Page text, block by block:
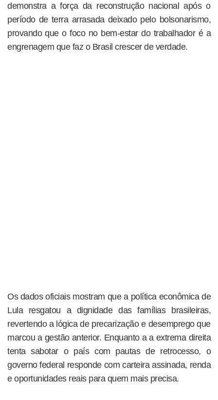
demonstra a força da reconstrução nacional após o
período de terra arrasada deixado pelo bolsonarismo,
provando que o foco no bem-estar do trabalhador é a
engrenagem que faz o Brasil crescer de verdade.
Os dados oficiais mostram que a política econômica de
Lula resgatou a dignidade das famílias brasileiras,
revertendo a lógica de precarização e desemprego que
marcou a gestão anterior. Enquanto a a extrema direita
tenta sabotar o país com pautas de retrocesso, o
governo federal responde com carteira assinada, renda
e oportunidades reais para quem mais precisa.